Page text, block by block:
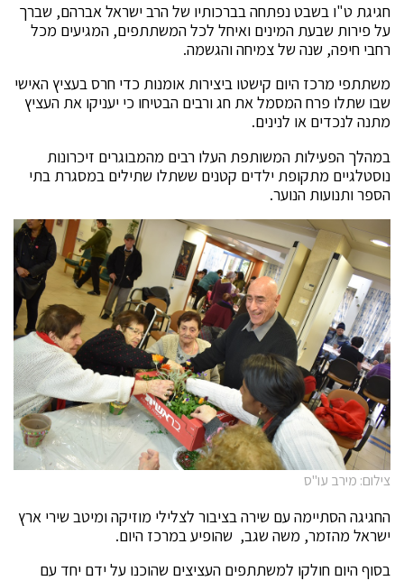
חגיגת ט"ו בשבט נפתחה בברכותיו של הרב ישראל אברהם, שברך
על פירות שבעת המינים ואיחל לכל המשתתפים, המגיעים מכל
רחבי חיפה, שנה של צמיחה והגשמה.
משתתפי מרכז היום קישטו ביצירות אומנות כדי חרס בעציץ האישי
שבו שתלו פרח המסמל את חג ורבים הבטיחו כי יעניקו את העציץ
מתנה לנכדים או לנינים.
במהלך הפעילות המשותפת העלו רבים מהמבוגרים זיכרונות
נוסטלגיים מתקופת ילדים קטנים ששתלו שתילים במסגרת בתי
הספר ותנועות הנוער.
צילום: מירב עו"ס
החגיגה הסתיימה עם שירה בציבור לצלילי מוזיקה ומיטב שירי ארץ
ישראל מהזמר, משה שגב, שהופיע במרכז היום.
בסוף היום חולקו למשתתפים העציצים שהוכנו על ידם יחד עם